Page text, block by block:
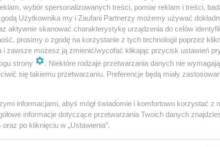
Razem 71,19 m
9 pom. gosp. 5,38 m2
W nawiasach podano powierzchnie
pomieszczenia netto
wybór spersonalizowanych treści, pomiar reklam i treści,
Użytkownika my i Zaufani Partnerzy możemy używać
aktywnie skanować charakterystykę urządzenia do celów
prosimy o zgodę na korzystanie z tych technologii poprzez
i zawsze możesz ją zmienić/wycofać klikając przycisk ustawień
strony
. Niektóre rodzaje przetwarzania danych nie
się takiemu przetwarzaniu. Preferencje będą miały
informacjami, abyś mógł świadomie i komfortowo korzystać z
informacje dotyczące przetwarzania Twoich danych
oraz po kliknięciu w „Ustawienia”.